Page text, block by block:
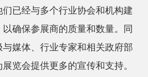
已经与多个行业协会和机构建
确保参展商的质量和数量。同
媒体、行业专家和相关政府部
览会提供更多的宣传和支持。